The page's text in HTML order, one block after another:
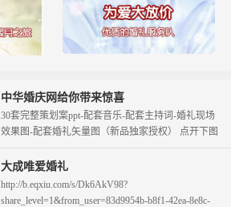
中华婚庆网给你带来惊喜
30套完整策划案ppt-配套音乐-配套主持词-婚礼现场
效果图-配套婚礼矢量图（新品独家授权） 点开下图
大成唯爱婚礼
http://b.eqxiu.com/s/Dk6AkV98?
share_level=1&from_user=83d9954b-b8f1-42ea-8e8c-